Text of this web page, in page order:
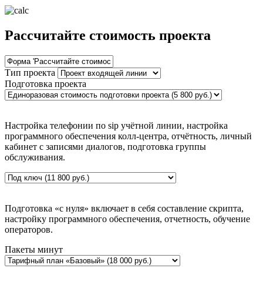
Рассчитайте стоимость проекта
Тип проекта
Подготовка проекта
Настройка телефонии по sip учётной линии, настройка
программного обеспечения колл-центра, отчётность, личный
кабинет с записями диалогов, подготовка группы
обслуживания.
Подготовка «с нуля» включает в себя составление скрипта,
настройку программного обеспечения, отчетность, обучение
операторов.
Пакеты минут